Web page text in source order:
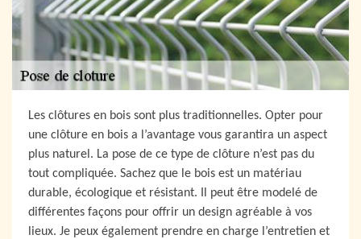
Les clôtures en bois sont plus traditionnelles. Opter pour
une clôture en bois a l’avantage vous garantira un aspect
plus naturel. La pose de ce type de clôture n’est pas du
tout compliquée. Sachez que le bois est un matériau
durable, écologique et résistant. Il peut être modelé de
différentes façons pour offrir un design agréable à vos
lieux. Je peux également prendre en charge l’entretien et